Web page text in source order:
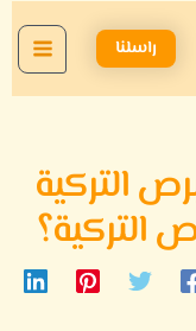
راسلنا
Main
التركية
التركية؟